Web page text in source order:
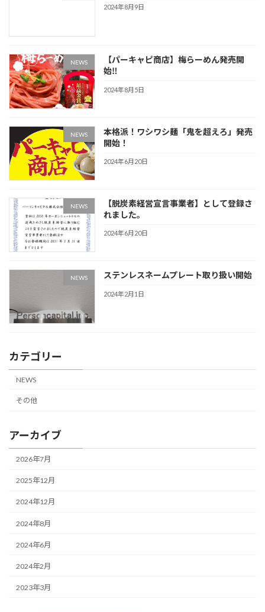
2024年8月9日
NEWS
【パーキャピ商店】梅らーめん発売開
始‼
2024年8月5日
NEWS
本格派！ワシワシ麺「鬼を超えろ」発売
開始！
2024年6月20日
NEWS
【脱炭素経営宣言事業者】として登録さ
れました。
2024年6月20日
NEWS ステンレスネームプレート取り扱い開始
2024年2月1日
カテゴリー
NEWS
その他
アーカイブ
2026年7月
2025年12月
2024年12月
2024年8月
2024年6月
2024年2月
2023年3月